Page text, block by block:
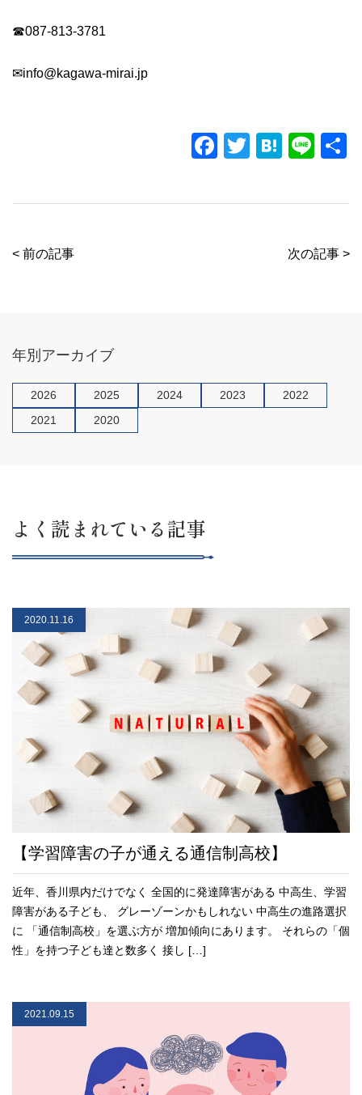
☎087-813-3781
✉info@kagawa-mirai.jp
F
c
T
tt
H
e
a
Li
e
< 前の記事 次の記事 >
年別アーカイブ
2026 2025 2024 2023
2022
2021
2020
よく読まれている記事
2020.11.16
【学習障害の子が通える通信制高校】
近年、香川県内だけでなく 全国的に発達障害がある 中高生、学習
障害がある子ども、 グレーゾーンかもしれない 中高生の進路選択
に 「通信制高校」を選ぶ方が 増加傾向にあります。 それらの「個
性」を持つ子ども達と数多く 接し […]
2021.09.15